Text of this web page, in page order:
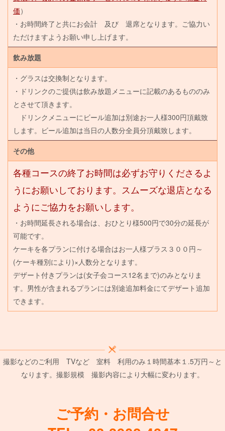
価）
・お時間終了と共にお会計 及び 退席となります。ご協力い
ただけますようお願い申し上げます。
飲み放題
・グラスは交換制となります。
・ドリンクのご提供は飲み放題メニューに記載のあるもののみ
とさせて頂きます。
ドリンクメニューにビール追加は別途お一人様300円頂戴致
します。ビール追加は当日の人数分全員分頂戴致します。
その他
各種コースの終了お時間は必ずお守りくださるよ
うにお願いしております。スムーズな退店となる
ようにご協力をお願いします。
・お時間延長される場合は、おひとり様500円で30分の延長が
可能です。
ケーキを各プランに付ける場合はお一人様プラス３００円～
(ケーキ種別により)×人数分となります。
デザート付きプランは(女子会コース12名まで)のみとなりま
す。男性が含まれるプランには別途追加料金にてデザート追加
できます。
撮影などのご利用 TVなど 室料 利用のみ１時間基本１.5万円～と
なります。撮影規模 撮影内容により大幅に変わります。
ご予約・お問合せ